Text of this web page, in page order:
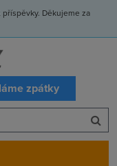
Děkujeme za
zpátky